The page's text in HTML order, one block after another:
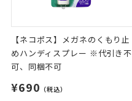
【ネコポス】メガネのくもり止
めハンディスプレー ※代引き不
可、同梱不可
¥690 （税込）